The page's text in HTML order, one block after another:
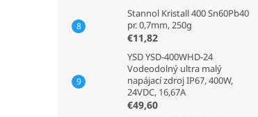
Stannol Kristall 400 Sn60Pb40
pr. 0,7mm, 250g
€11,82
YSD YSD-400WHD-24
Vodeodolný ultra malý
napájací zdroj IP67, 400W,
24VDC, 16,67A
€49,60